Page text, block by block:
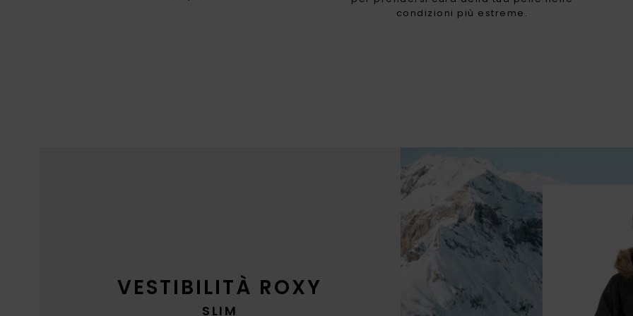
VESTIBILITÀ ROXY
SLIM
condizioni più estreme.